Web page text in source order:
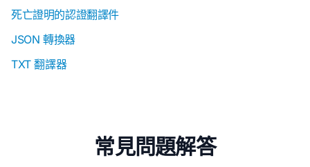
死亡證明的認證翻譯件
JSON 轉換器
TXT 翻譯器
常見問題解答